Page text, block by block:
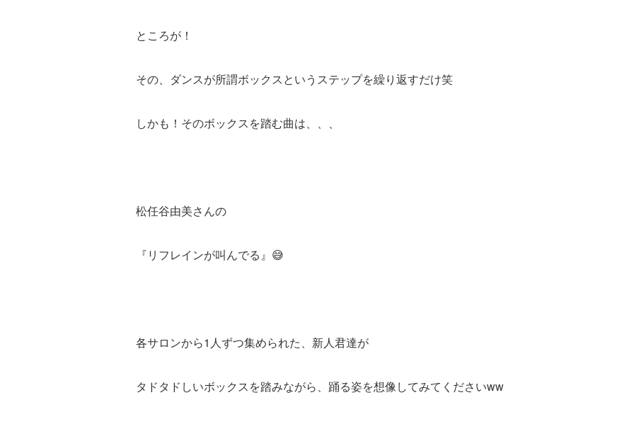
ところが！
その、ダンスが所謂ボックスというステップを繰り返すだけ笑
しかも！そのボックスを踏む曲は、、、
松任谷由美さんの
『リフレインが叫んでる』😅
各サロンから1人ずつ集められた、新人君達が
タドタドしいボックスを踏みながら、踊る姿を想像してみてくださいww